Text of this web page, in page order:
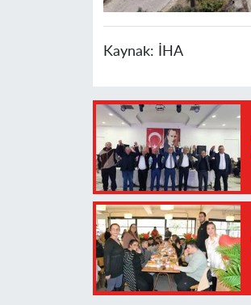
Kaynak: İHA